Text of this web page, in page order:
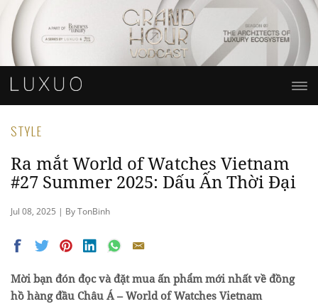
STYLE
Ra mắt World of Watches Vietnam
#27 Summer 2025: Dấu Ấn Thời Đại
Jul 08, 2025 | By TonBinh
Mời bạn đón đọc và đặt mua ấn phẩm mới nhất về đồng
hồ hàng đầu Châu Á – World of Watches Vietnam